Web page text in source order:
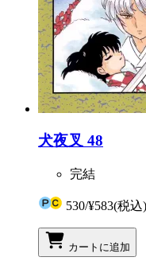
犬夜叉 48
完結
530/¥583(税込)
カートに追加